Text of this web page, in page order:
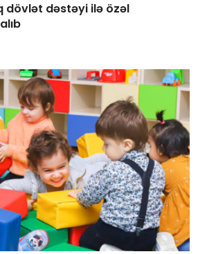
dövlət dəstəyi ilə özəl